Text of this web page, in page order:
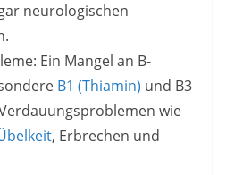
neurologischen
Ein Mangel an B-
B1 (Thiamin) und B3
wie
, Erbrechen und